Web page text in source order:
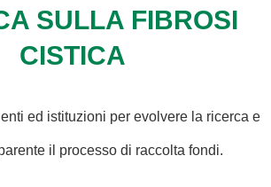
SULLA FIBROSI
CISTICA
ed istituzioni per evolvere la ricerca e
il processo di raccolta fondi.